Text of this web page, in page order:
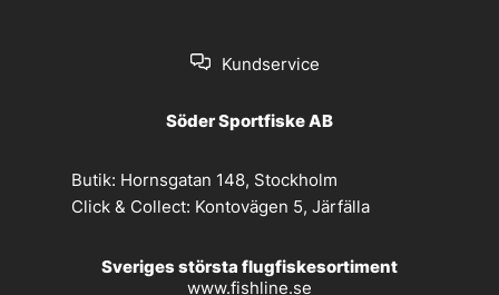
Kundservice
Söder Sportfiske AB
Butik: Hornsgatan 148, Stockholm
Click & Collect: Kontovägen 5, Järfälla
Sveriges största flugfiskesortiment
www.fishline.se